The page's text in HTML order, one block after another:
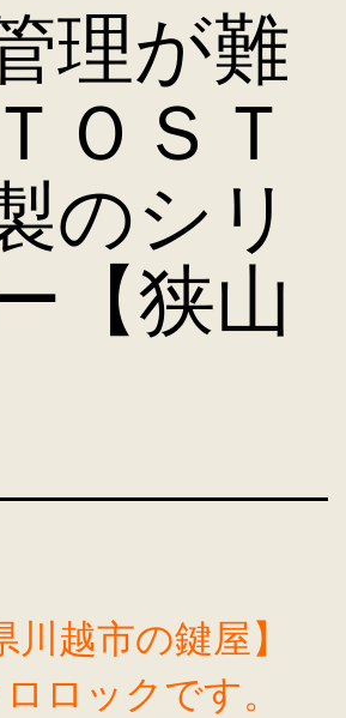
理が難
ＯＳＴ
のシリ
【狭山
川越市の鍵屋】
ロックです。